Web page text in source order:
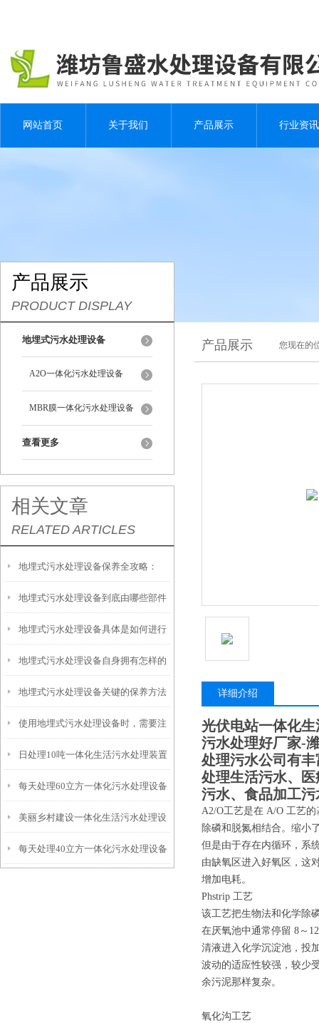
网站首页 关于我们 产品展示 行业资讯
产品展示
PRODUCT DISPLAY
地埋式污水处理设备
A2O一体化污水处理设备
MBR膜一体化污水处理设备
查看更多
相关文章
RELATED ARTICLES
地埋式污水处理设备保养全攻略：
让“地下卫士”持续高效运转
地埋式污水处理设备到底由哪些部件
撑起？核心结构一文拆解
地埋式污水处理设备具体是如何进行
安装的呢？
地埋式污水处理设备自身拥有怎样的
特点呢？
地埋式污水处理设备关键的保养方法
使用地埋式污水处理设备时，需要注
意以下事项
日处理10吨一体化生活污水处理装置
每天处理60立方一体化污水处理设备
美丽乡村建设一体化生活污水处理设
备
每天处理40立方一体化污水处理设备
产品展示 您现在的
详细介绍
光伏电站一体化
污水处理好厂家-
处理污水公司有
处理生活污水、
污水、食品加工
A2/O工艺是在 A/O 工艺
除磷和脱氮相结合。缩小
但是由于存在内循环，系
由缺氧区进入好氧区，这
增加电耗。
Phstrip 工艺
该工艺把生物法和化学除
在厌氧池中通常停留 8～
清液进入化学沉淀池，投
波动的适应性较强，较少
余污泥那样复杂。
氧化沟工艺